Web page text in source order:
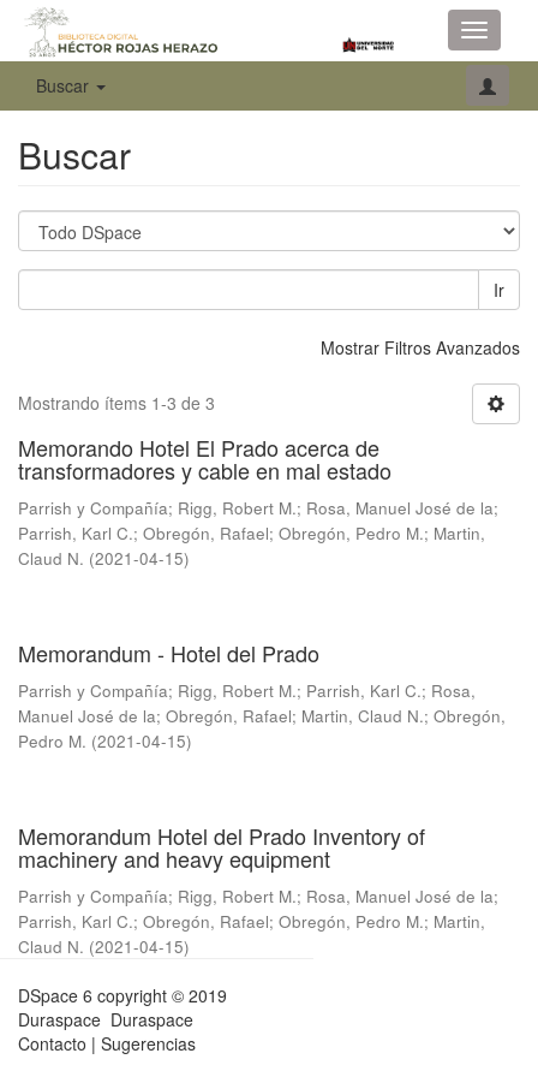
Toggle
Buscar
Buscar
Ir
Mostrar Filtros Avanzados
Mostrando ítems 1-3 de 3
Memorando Hotel El Prado acerca de
transformadores y cable en mal estado
Parrish y Compañía; Rigg, Robert M.; Rosa, Manuel José de la;
Parrish, Karl C.; Obregón, Rafael; Obregón, Pedro M.; Martin,
Claud N. (2021-04-15)
Memorandum - Hotel del Prado
Parrish y Compañía; Rigg, Robert M.; Parrish, Karl C.; Rosa,
Manuel José de la; Obregón, Rafael; Martin, Claud N.; Obregón,
Pedro M. (2021-04-15)
Memorandum Hotel del Prado Inventory of
machinery and heavy equipment
Parrish y Compañía; Rigg, Robert M.; Rosa, Manuel José de la;
Parrish, Karl C.; Obregón, Rafael; Obregón, Pedro M.; Martin,
Claud N. (2021-04-15)
DSpace 6 copyright © 2019
Duraspace Duraspace
Contacto | Sugerencias